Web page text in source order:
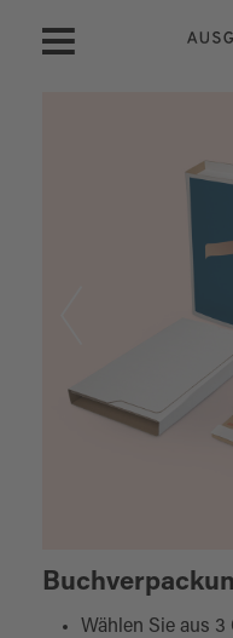
Wählen Sie aus